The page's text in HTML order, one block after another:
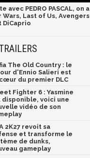
avec PEDRO PASCAL, on a
Wars, Last of Us, Avengers
DiCaprio
The Old Country : le
d'Ennio Salieri est
du premier DLC
Fighter 6 : Yasmine
disponible, voici une
vidéo de son
2K27 revoit sa
et transforme le
de dunks,
gameplay